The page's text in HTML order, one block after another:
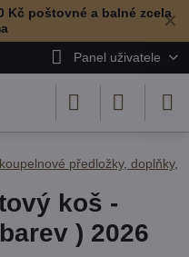
✕
Kč poštovné a balné zcela
Panel uživatele
předložky, doplňky,
koš -
) 2026